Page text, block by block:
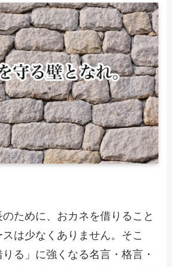
ために、おカネを借りること
は少なくありません。そこ
る」に強くなる名言・格言・